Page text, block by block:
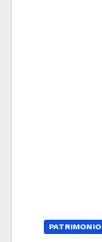
PATRIMONIO